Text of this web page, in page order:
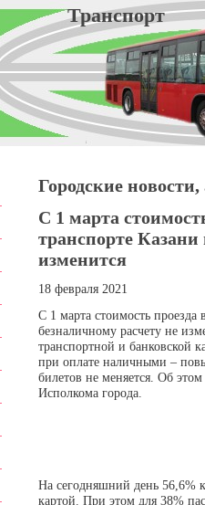
Городские
С 1 марта
транспорте Казани
изменится
18 февраля 2021
С 1 марта стоимость
безналичному расчету не
транспортной и банковской
при оплате наличными –
билетов не меняется. Об
Исполкома города.
На сегодняшний день 56,6%
картой. При этом для 38%